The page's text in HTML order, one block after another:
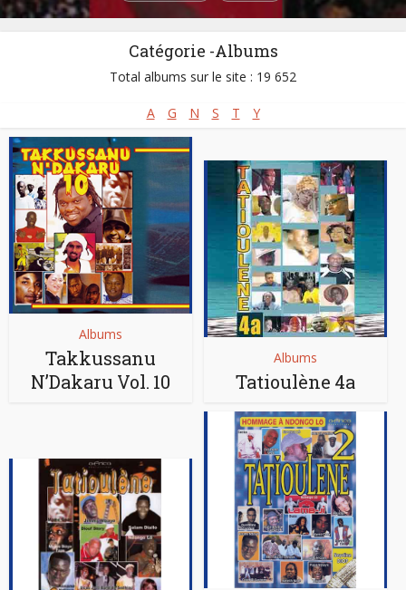
Catégorie -Albums
Total albums sur le site : 19 652
A G N S T Y
Albums
Takkussanu
N’Dakaru Vol. 10
Albums
Tatioulène 4a